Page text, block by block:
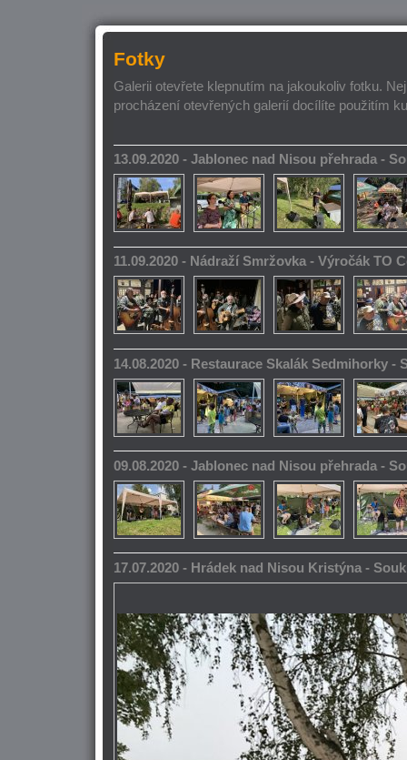
Fotky
Galerii otevřete klepnutím na jakoukoliv fotku.
procházení otevřených galerií docílíte použitím
13.09.2020 - Jablonec nad Nisou přehrada -
11.09.2020 - Nádraží Smržovka - Výročák TO
14.08.2020 - Restaurace Skalák Sedmihorky -
09.08.2020 - Jablonec nad Nisou přehrada -
17.07.2020 - Hrádek nad Nisou Kristýna -